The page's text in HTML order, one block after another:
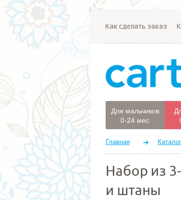
Как сделать заказ
Для мальчиков
0-24 мес
Главная Каталог
Набор из
и штаны